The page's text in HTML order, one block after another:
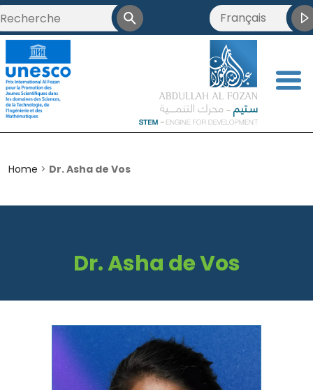
<
Français
العربية
English
简体中文
Home > Dr. Asha de Vos
Dr. Asha de Vos